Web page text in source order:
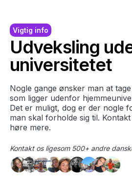
Vigtig info
Udveksling
universitetet
Nogle gange ønsker man at
som ligger udenfor
Det er muligt, dog er der nogle
man skal forholde sig til.
høre mere.
Kontakt os ligesom 500+ andre